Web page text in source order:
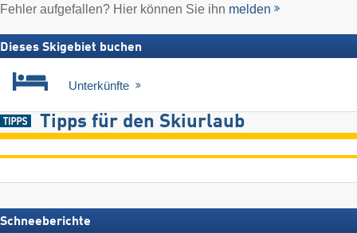
Fehler aufgefallen? Hier können Sie ihn melden
Dieses Skigebiet buchen
Unterkünfte
Tipps für den Skiurlaub
Schneeberichte